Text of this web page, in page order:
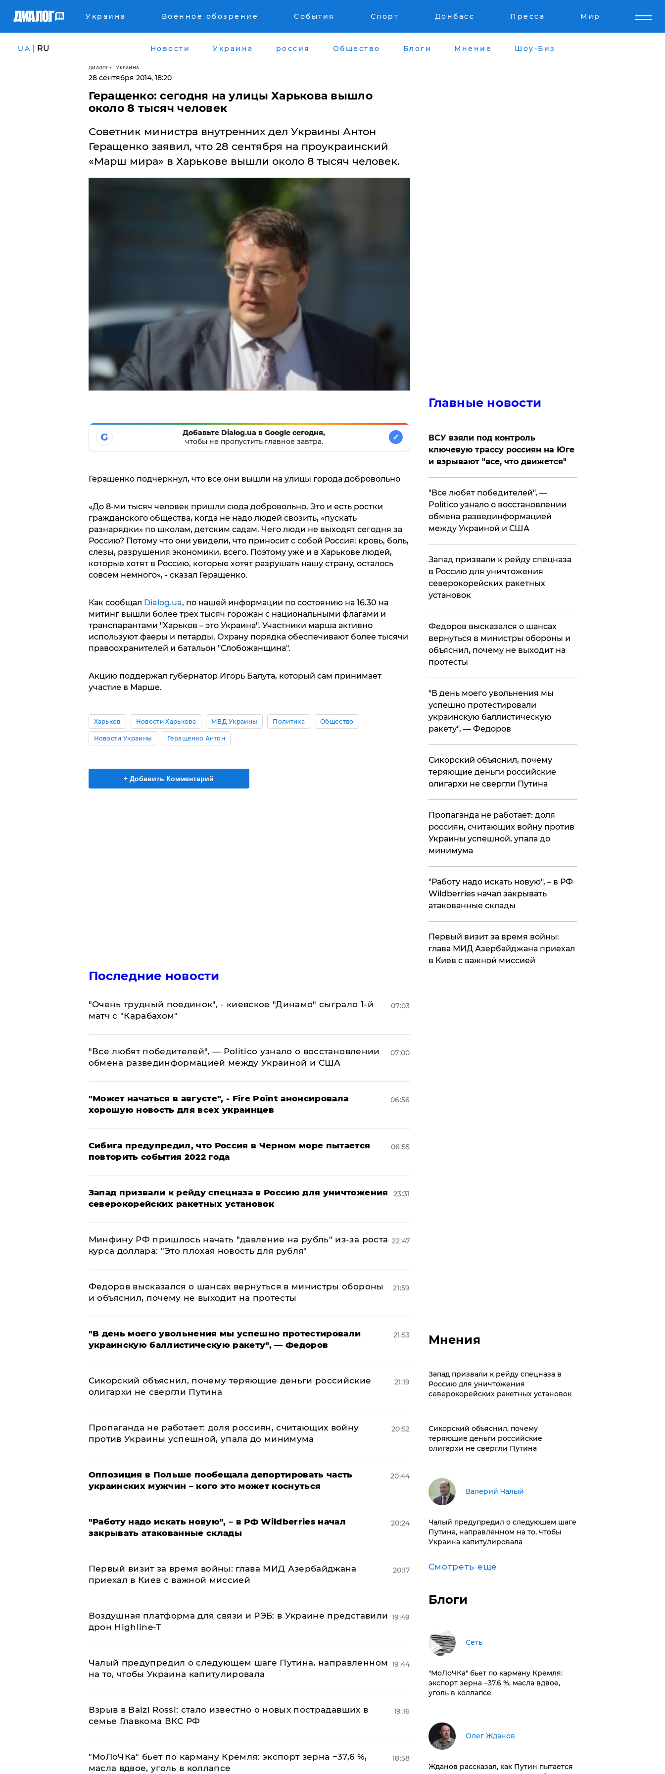
Украина Военное обозрение События Спорт Донбасс Пресса Мир
UA | RU Новости Украина россия Общество Блоги Мнение Шоу-Биз
ДИАЛОГ УКРАИНА
28 сентября 2014, 18:20
Геращенко: сегодня на улицы Харькова вышло
около 8 тысяч человек
Советник министра внутренних дел Украины Антон
Геращенко заявил, что 28 сентября на проукраинский
«Марш мира» в Харькове вышли около 8 тысяч человек.
G
Добавьте Dialog.ua в Google сегодня,
чтобы не пропустить главное завтра.
✓
Геращенко подчеркнул, что все они вышли на улицы города добровольно
«До 8-ми тысяч человек пришли сюда добровольно. Это и есть ростки
гражданского общества, когда не надо людей свозить, «пускать
разнарядки» по школам, детским садам. Чего люди не выходят сегодня за
Россию? Потому что они увидели, что приносит с собой Россия: кровь, боль,
слезы, разрушения экономики, всего. Поэтому уже и в Харькове людей,
которые хотят в Россию, которые хотят разрушать нашу страну, осталось
совсем немного», - сказал Геращенко.
Как сообщал Dialog.ua, по нашей информации по состоянию на 16.30 на
митинг вышли более трех тысяч горожан с национальными флагами и
транспарантами "Харьков – это Украина". Участники марша активно
используют фаеры и петарды. Охрану порядка обеспечивают более тысячи
правоохранителей и батальон "Слобожанщина".
Акцию поддержал губернатор Игорь Балута, который сам принимает
участие в Марше.
Харьков Новости Харькова МВД Украины Политика Общество
Новости Украины Геращенко Антон
+ Добавить Комментарий
Последние новости
"Очень трудный поединок", - киевское "Динамо" сыграло 1-й
матч с "Карабахом"
07:03
​"Все любят победителей", — Politico узнало о восстановлении
обмена развединформацией между Украиной и США
07:00
"Может начаться в августе", - Fire Point анонсировала
хорошую новость для всех украинцев
06:56
Сибига предупредил, что Россия в Черном море пытается
повторить события 2022 года
06:55
Запад призвали к рейду спецназа в Россию для уничтожения
северокорейских ракетных установок
23:31
Минфину РФ пришлось начать "давление на рубль" из-за роста
курса доллара: "Это плохая новость для рубля"
22:47
Федоров высказался о шансах вернуться в министры обороны
и объяснил, почему не выходит на протесты
21:59
​"В день моего увольнения мы успешно протестировали
украинскую баллистическую ракету", — Федоров
21:53
Сикорский объяснил, почему теряющие деньги российские
олигархи не свергли Путина
21:19
​Пропаганда не работает: доля россиян, считающих войну
против Украины успешной, упала до минимума
20:52
Оппозиция в Польше пообещала депортировать часть
украинских мужчин – кого это может коснуться
20:44
"Работу надо искать новую", – в РФ Wildberries начал
закрывать атакованные склады
20:24
Первый визит за время войны: глава МИД Азербайджана
приехал в Киев с важной миссией
20:17
Воздушная платформа для связи и РЭБ: в Украине представили
дрон Highline-T
19:49
Чалый предупредил о следующем шаге Путина, направленном
на то, чтобы Украина капитулировала
19:44
Взрыв в Balzi Rossi: стало известно о новых пострадавших в
семье Главкома ВКС РФ
19:16
​"МоЛоЧКа" бьет по карману Кремля: экспорт зерна −37,6 %,
масла вдвое, уголь в коллапсе
18:58
Главные новости
ВСУ взяли под контроль
ключевую трассу россиян на Юге
и взрывают "все, что движется"
​"Все любят победителей", —
Politico узнало о восстановлении
обмена развединформацией
между Украиной и США
Запад призвали к рейду спецназа
в Россию для уничтожения
северокорейских ракетных
установок
Федоров высказался о шансах
вернуться в министры обороны и
объяснил, почему не выходит на
протесты
​"В день моего увольнения мы
успешно протестировали
украинскую баллистическую
ракету", — Федоров
Сикорский объяснил, почему
теряющие деньги российские
олигархи не свергли Путина
​Пропаганда не работает: доля
россиян, считающих войну против
Украины успешной, упала до
минимума
"Работу надо искать новую", – в РФ
Wildberries начал закрывать
атакованные склады
Первый визит за время войны:
глава МИД Азербайджана приехал
в Киев с важной миссией
Мнения
Запад призвали к рейду спецназа в
Россию для уничтожения
северокорейских ракетных установок
Сикорский объяснил, почему
теряющие деньги российские
олигархи не свергли Путина
Валерий Чалый
Чалый предупредил о следующем шаге
Путина, направленном на то, чтобы
Украина капитулировала
Смотреть ещё
Блоги
Сеть
​"МоЛоЧКа" бьет по карману Кремля:
экспорт зерна −37,6 %, масла вдвое,
уголь в коллапсе
Олег Жданов
Жданов рассказал, как Путин пытается